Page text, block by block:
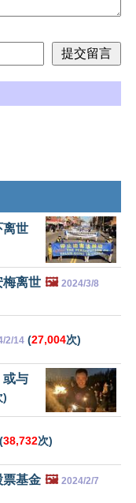
离世
梅离世 🖼️ 2024/3/8
2/14 (27,004次)
或与
)
(38,732次)
票基金 🖼️ 2024/2/7